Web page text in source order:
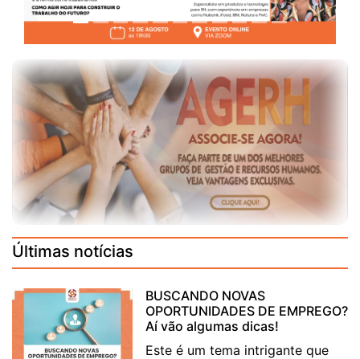
Últimas notícias
BUSCANDO NOVAS
OPORTUNIDADES DE EMPREGO?
Aí vão algumas dicas!
Este é um tema intrigante que